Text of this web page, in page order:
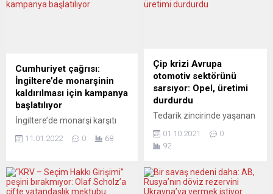
Cumhuriyet çağrısı:
İngiltere’de monarşinin
kaldırılması için kampanya
başlatılıyor
İngiltere’de monarşi karşıtı
“Republic” (Cumhuriyet) adlı
grup, İngiltere Kraliçesi 2.
70’inci yıldönümünde,
monarşinin kaldırılması için
11.01.2022 0 68
Çip krizi Avrupa
otomotiv sektörünü
sarsıyor: Opel, üretimi
durdurdu
Tedarik zincirinde yaşanan
sıkıntılar Avrupalı otomotiv
üreticilerini zorluyor. Çip
krizi Almanya’da Opel’e
İngiltere’de ise üretimi
düşürdü. Pandeminin yol
01.10.2021
0
92